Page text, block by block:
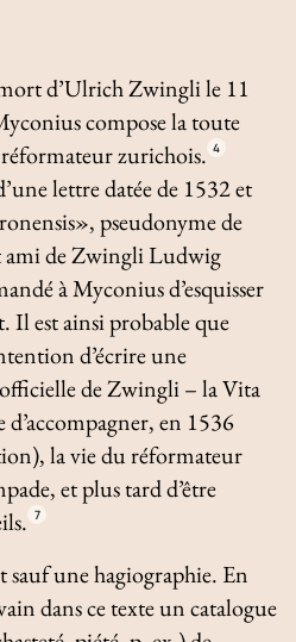
d’Ulrich Zwingli le 11
compose la toute
zurichois. 4
lettre datée de 1532 et
pseudonyme de
ami de Zwingli Ludwig
à Myconius d’esquisser
est ainsi probable que
d’écrire une
de Zwingli – laVita
en 1536
la vie du réformateur
et plus tard d’être
7
une hagiographie. En
dans ce texte un catalogue